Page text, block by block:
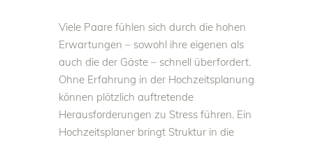
Viele Paare fühlen sich durch die hohen
Erwartungen – sowohl ihre eigenen als
auch die der Gäste – schnell überfordert.
Ohne Erfahrung in der Hochzeitsplanung
können plötzlich auftretende
Herausforderungen zu Stress führen. Ein
Hochzeitsplaner bringt Struktur in die